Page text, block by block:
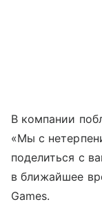
В компании
«Мы с
поделиться с
в ближайшее
Games.